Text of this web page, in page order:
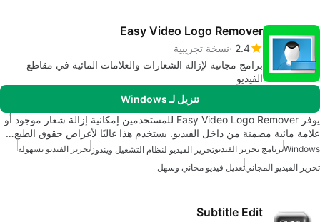
Easy Video Logo Remover
2.4 نسخة تجريبية
برامج مجانية لإزالة الشعارات والعلامات المائية في مقاطع
الفيديو
تنزيل لـ Windows
يوفر Easy Video Logo Remover للمستخدمين إمكانية إزالة شعار موجود أو
علامة مائية مضمنة من داخل الفيديو. يستخدم هذا غالبًا لأغراض حقوق الطبع…
Windowsبرنامج تحرير الفيديوتحرير الفيديو لنظام التشغيل ويندوز تحرير الفيديو بسهولة
تحرير الفيديو المجانيتعديل فيديو مجاني وسهل
Subtitle Edit